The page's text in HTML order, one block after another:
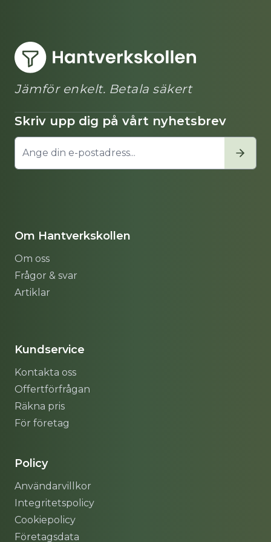
Jämför enkelt. Betala säkert
Skriv upp dig på vårt nyhetsbrev
Om Hantverkskollen
Om oss
Frågor & svar
Artiklar
Kundservice
Kontakta oss
Offertförfrågan
Räkna pris
För företag
Policy
Användarvillkor
Integritetspolicy
Cookiepolicy
Företagsdata